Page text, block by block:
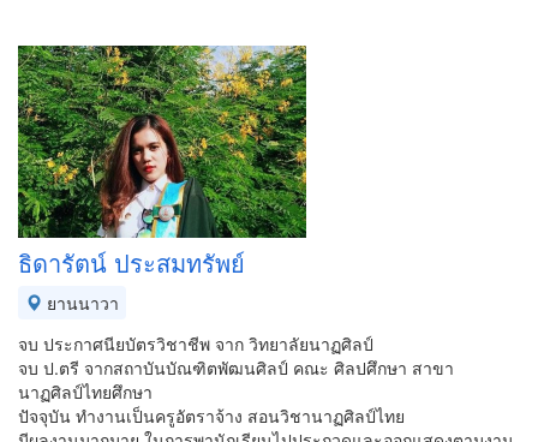
ธิดารัตน์ ประสมทรัพย์
ยานนาวา
จบ ประกาศนียบัตรวิชาชีพ จาก วิทยาลัยนาฏศิลป์
จบ ป.ตรี จากสถาบันบัณฑิตพัฒนศิลป์ คณะ ศิลปศึกษา สาขา
นาฏศิลป์ไทยศึกษา
ปัจจุบัน ทำงานเป็นครูอัตราจ้าง สอนวิชานาฏศิลป์ไทย